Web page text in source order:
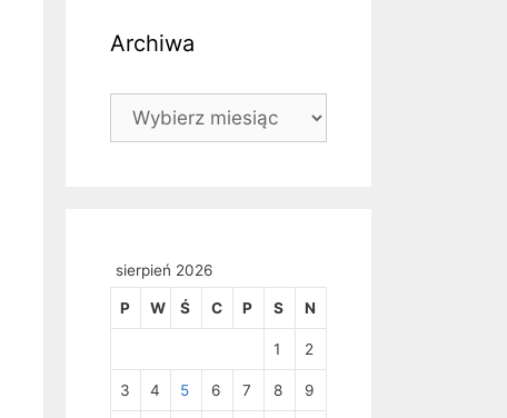
Archiwa
Archiwa
sierpień 2026
P W Ś C P S N
1 2
3 4 5 6 7 8 9